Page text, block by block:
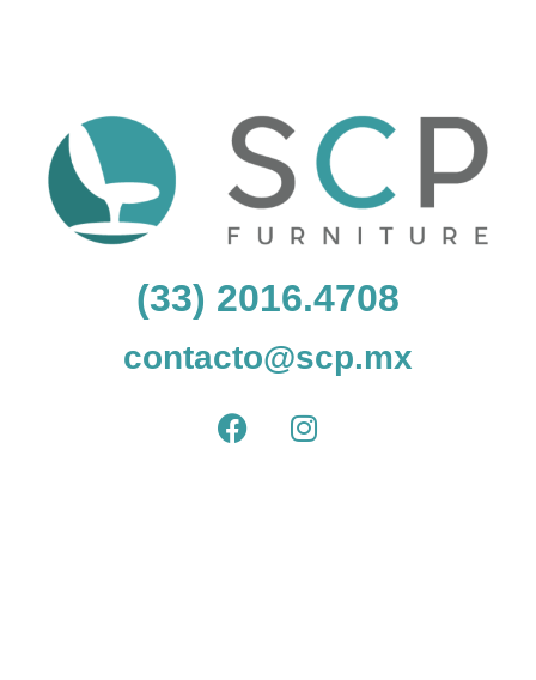
(33) 2016.4708
contacto@scp.mx